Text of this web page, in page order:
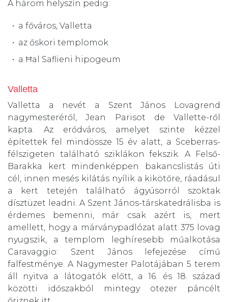
A három helyszín pedig:
a főváros, Valletta
az őskori templomok
a Ħal Saflieni hipogeum
Valletta
Valletta a nevét a Szent János Lovagrend
nagymesteréről, Jean Parisot de Vallette-ről
kapta. Az erődváros, amelyet szinte kézzel
építettek fel mindössze 15 év alatt, a Sceberras-
félszigeten található sziklákon fekszik. A Felső-
Barakka kert mindenképpen bakancslistás úti
cél, innen mesés kilátás nyílik a kikötőre, ráadásul
a kert tetején található ágyúsorról szoktak
dísztüzet leadni. A Szent János-társkatedrálisba is
érdemes bemenni, már csak azért is, mert
amellett, hogy a márványpadlózat alatt 375 lovag
nyugszik, a templom leghíresebb műalkotása
Caravaggio: Szent János lefejezése című
falfestménye. A Nagymester Palotájában 5 terem
áll nyitva a látogatók előtt, a 16. és 18. század
közötti időszakból mintegy ötezer páncélt